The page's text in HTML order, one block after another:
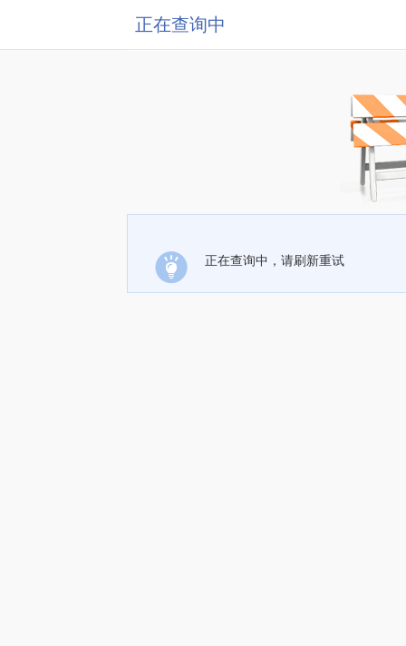
正在查询中
正在查询中，请刷新重试